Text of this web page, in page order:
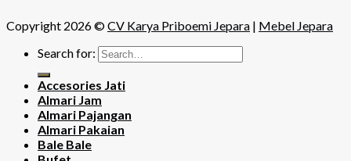
Copyright 2026 ©CV Karya Priboemi Jepara | Mebel Jepara
Search for:
Accesories Jati
Almari Jam
Almari Pajangan
Almari Pakaian
Bale Bale